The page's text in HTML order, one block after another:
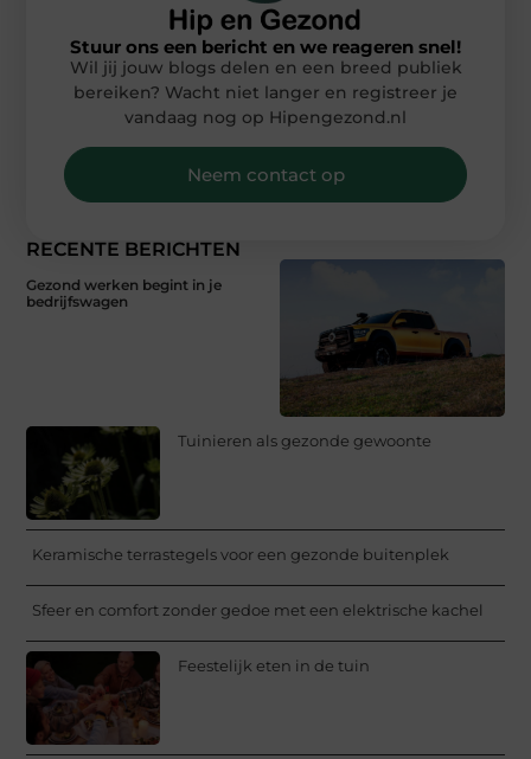
RECENTE BERICHTEN
Gezond werken begint in je
bedrijfswagen
Tuinieren als gezonde gewoonte
Keramische terrastegels voor een gezonde buitenplek
Sfeer en comfort zonder gedoe met een elektrische kachel
Feestelijk eten in de tuin
Stuur ons een bericht en we reageren snel!
Wil jij jouw blogs delen en een breed publiek
bereiken? Wacht niet langer en registreer je
vandaag nog op Hipengezond.nl
Neem contact op